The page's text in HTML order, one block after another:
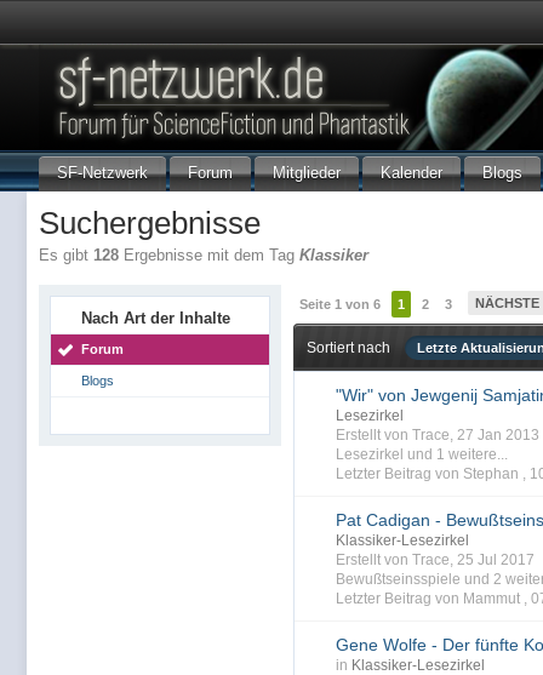
SF-Netzwerk Forum Mitglieder Kalender Blogs
Suchergebnisse
Es gibt 128 Ergebnisse mit dem Tag Klassiker
Nach Art der Inhalte
Forum
Blogs
Seite 1 von 6 1 2 3 NÄCHSTE
Sortiert nach Letzte
"Wir" von Jewgenij
Lesezirkel
Erstellt von Trace, 27 Jan
Lesezirkel und 1 weitere...
Letzter Beitrag von Stephan ,
Pat Cadigan -
Klassiker-Lesezirkel
Erstellt von Trace, 25 Jul 2017
Bewußtseinsspiele und 2
Letzter Beitrag von Mammut ,
Gene Wolfe - Der fünfte
in Klassiker-Lesezirkel